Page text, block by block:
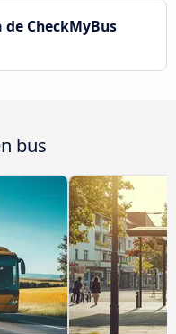
CheckMyBus
bus